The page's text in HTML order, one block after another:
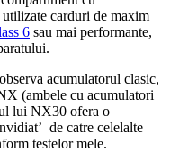
carduri de maxim
6 sau mai performante,
acumulatorul clasic,
(ambele cu acumulatori
lui NX30 ofera o
de catre celelalte
testelor mele.